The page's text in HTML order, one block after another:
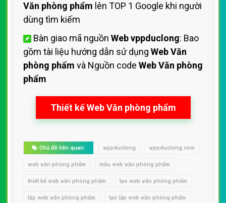
Văn phòng phẩm lên TOP 1 Google khi người
dùng tìm kiếm
Bàn giao mã nguồn Web vppduclong: Bao
gồm tài liệu hướng dẫn sử dụng Web Văn
phòng phẩm và Nguồn code Web Văn phòng
phẩm
Thiết kế Web Văn phòng phẩm
Chủ đề liên quan: vppduclong vppduclong.com
web văn phòng phẩm mẫu web văn phòng phẩm
thiết kế web văn phòng phẩm tạo web văn phòng phẩm
lập web văn phòng phẩm tạo lập web văn phòng phẩm